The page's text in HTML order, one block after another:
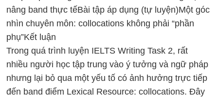
nâng band thực tếBài tập áp dụng (tự luyện)Một góc
nhìn chuyên môn: collocations không phải “phần
phụ”Kết luận
Trong quá trình luyện IELTS Writing Task 2, rất
nhiều người học tập trung vào ý tưởng và ngữ pháp
nhưng lại bỏ qua một yếu tố có ảnh hưởng trực tiếp
đến band điểm Lexical Resource: collocations. Đây